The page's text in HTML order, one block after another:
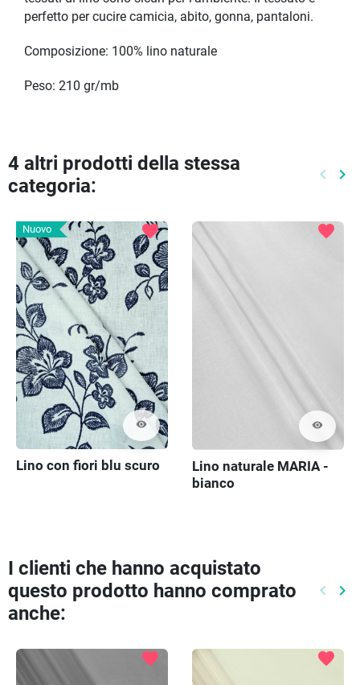
perfetto per cucire camicia, abito, gonna, pantaloni.
Composizione: 100% lino naturale
Peso: 210 gr/mb
4 altri prodotti della stessa
categoria:
keyboard_arrow_left keyboard_arrow_right
Nuovo
visibility
favorite
Lino con fiori blu scuro
visibility
favorite
Lino naturale MARIA -
bianco
I clienti che hanno acquistato
questo prodotto hanno comprato
anche:
keyboard_arrow_left keyboard_arrow_right
favorite favorite